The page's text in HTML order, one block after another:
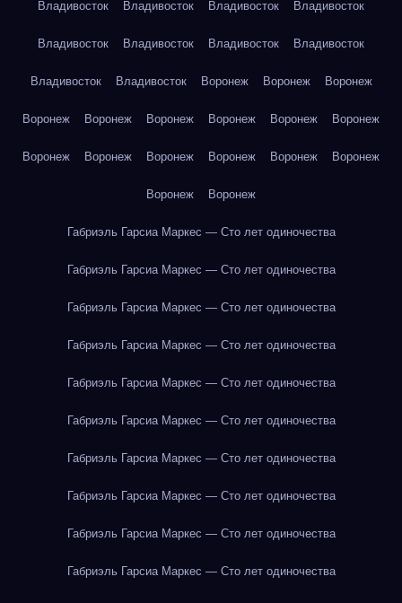
Владивосток Владивосток Владивосток Владивосток
Владивосток Владивосток Владивосток Владивосток
Владивосток Владивосток Воронеж Воронеж Воронеж
Воронеж Воронеж Воронеж Воронеж Воронеж Воронеж
Воронеж Воронеж Воронеж Воронеж Воронеж Воронеж
Воронеж Воронеж
Габриэль Гарсиа Маркес — Сто лет одиночества
Габриэль Гарсиа Маркес — Сто лет одиночества
Габриэль Гарсиа Маркес — Сто лет одиночества
Габриэль Гарсиа Маркес — Сто лет одиночества
Габриэль Гарсиа Маркес — Сто лет одиночества
Габриэль Гарсиа Маркес — Сто лет одиночества
Габриэль Гарсиа Маркес — Сто лет одиночества
Габриэль Гарсиа Маркес — Сто лет одиночества
Габриэль Гарсиа Маркес — Сто лет одиночества
Габриэль Гарсиа Маркес — Сто лет одиночества